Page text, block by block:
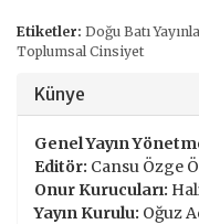
Etiketler: Doğu Batı
Toplumsal Cinsiyet
Künye
Genel Yayın
Editör: Cansu Özge
Onur Kurucuları:
Yayın Kurulu: Oğuz